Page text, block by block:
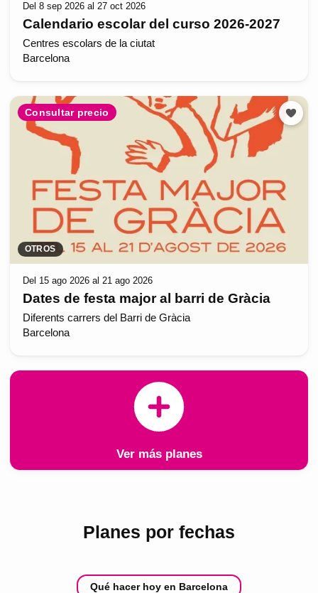
Del 8 sep 2026 al 27 oct 2026
Calendario escolar del curso 2026-2027
Centres escolars de la ciutat
Barcelona
Consultar precio
OTROS
Del 15 ago 2026 al 21 ago 2026
Dates de festa major al barri de Gràcia
Diferents carrers del Barri de Gràcia
Barcelona
Ver más planes
Planes por fechas
Qué hacer hoy en Barcelona